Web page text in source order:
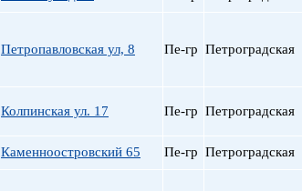
Петропавловская ул, 8 Пе-гр Петроградская
Колпинская ул. 17 Пе-гр Петроградская
Каменноостровский 65 Пе-гр Петроградская